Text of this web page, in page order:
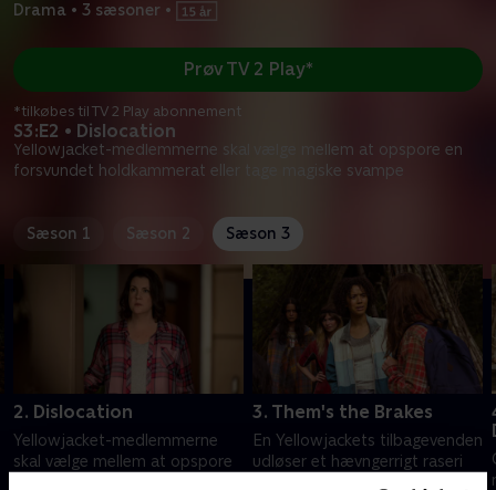
Drama • 3 sæsoner •
S3:E2 • Dislocation
Yellowjacket-medlemmerne skal vælge mellem at opspore en
forsvundet holdkammerat eller tage magiske svampe
Prøv TV 2 Play*
*tilkøbes til TV 2 Play abonnement
Sæson 1 Sæson 2 Sæson 3
2. Dislocation
Yellowjacket-medlemmerne
skal vælge mellem at opspore
3. Them's the Brakes
En Yellowjackets tilbagevenden
udløser et hævngerrigt raseri